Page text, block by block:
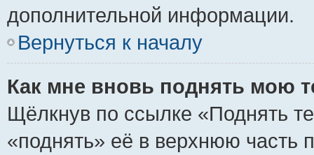
дополнительной информации.
Вернуться к началу
Как мне вновь поднять мою
Щёлкнув по ссылке «Поднять
«поднять» её в верхнюю часть